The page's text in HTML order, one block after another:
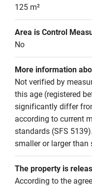
125 m²
Area is Control
No
More information
Not verified by
this age (registered
significantly differ
according to current
standards (SFS
smaller or larger than
The property is
According to the